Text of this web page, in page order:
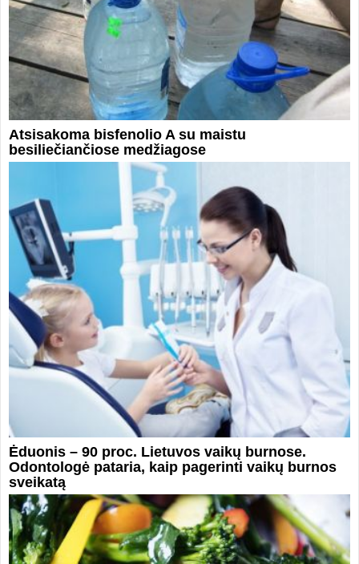
Atsisakoma bisfenolio A su maistu
besiliečiančiose medžiagose
Ėduonis – 90 proc. Lietuvos vaikų burnose.
Odontologė pataria, kaip pagerinti vaikų burnos
sveikatą